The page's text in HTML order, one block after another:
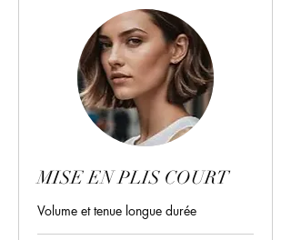
MISE EN PLIS COURT
Volume et tenue longue durée